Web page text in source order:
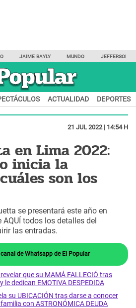
JAIME BAYLY MUNDO JEFFERSON
ACTUALIDAD DEPORTES
21 JUL 2022 | 14:54 H
en Lima 2022:
inicia la
son los
se presentará este año en
todos los detalles del
las entradas.
de Whatsapp de El Popular
que su MAMÁ FALLECIÓ tras
dedican EMOTIVA DESPEDIDA
su UBICACIÓN tras darse a conocer
con ASTRONÓMICA DEUDA